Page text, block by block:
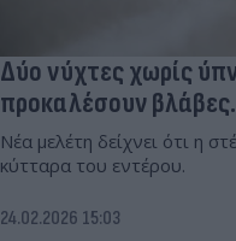
Δύο νύχτες χωρίς
προκαλέσουν
Νέα μελέτη δείχνει ότι η
κύτταρα του εντέρου.
24.02.2026 15:03